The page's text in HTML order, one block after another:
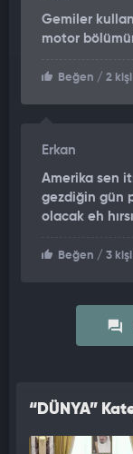
Gemiler
motor
Beğen / 2
Erkan
Amerika sen
gezdiğin gün
olacak eh
Beğen / 3
“DÜNYA”